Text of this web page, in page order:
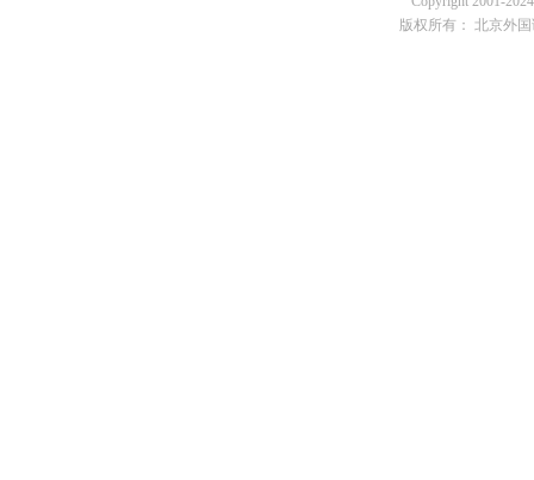
版权所有： 北京外